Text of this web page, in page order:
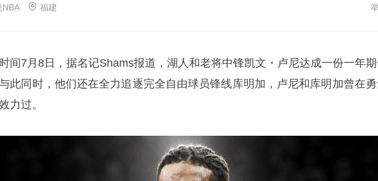
NBA 福建
间7月8日，据名记Shams报道，湖人和老将中锋凯文・卢尼达成一份一年
此同时，他们还在全力追逐完全自由球员锋线库明加，卢尼和库明加曾在
力过。